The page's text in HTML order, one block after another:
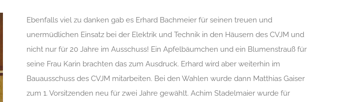
Ebenfalls viel zu danken gab es Erhard Bachmeier für seinen treuen und
unermüdlichen Einsatz bei der Elektrik und Technik in den Häusern des CVJM und
nicht nur für 20 Jahre im Ausschuss! Ein Apfelbäumchen und ein Blumenstrauß für
seine Frau Karin brachten das zum Ausdruck. Erhard wird aber weiterhin im
Bauausschuss des CVJM mitarbeiten. Bei den Wahlen wurde dann Matthias Gaiser
zum 1. Vorsitzenden neu für zwei Jahre gewählt. Achim Stadelmaier wurde für